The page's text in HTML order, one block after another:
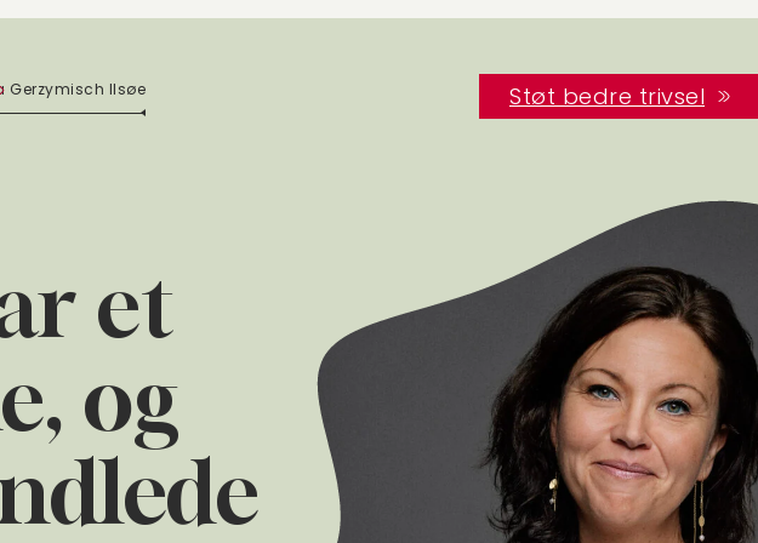
Gerzymisch Ilsøe Støt bedre trivsel
et
og